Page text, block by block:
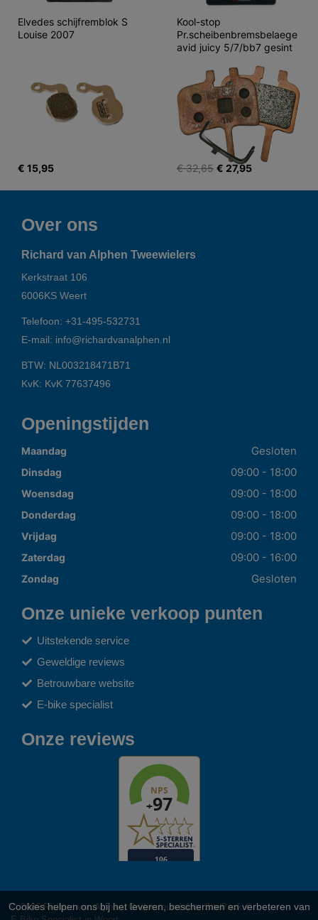
Elvedes schijfremblok S
Louise 2007
€ 15,95
Kool-stop
Pr.scheibenbremsbelaege
avid juicy 5/7/bb7 gesint
€ 32,65 € 27,95
Over ons
Richard van Alphen Tweewielers
Kerkstraat 106
6006KS Weert
Telefoon: +31-495-532731
E-mail: info@richardvanalphen.nl
BTW: NL003218471B71
KvK: KvK 77637496
Openingstijden
Maandag Gesloten
Dinsdag 09:00 - 18:00
Woensdag 09:00 - 18:00
Donderdag 09:00 - 18:00
Vrijdag 09:00 - 18:00
Zaterdag 09:00 - 16:00
Zondag Gesloten
Onze unieke verkoop punten
Uitstekende service
Geweldige reviews
Betrouwbare website
E-bike specialist
Onze reviews
© 2026 Richard van Alphen. Ondersteund doorSitePack ®
Cookies helpen ons bij het leveren, beschermen en verbeteren van